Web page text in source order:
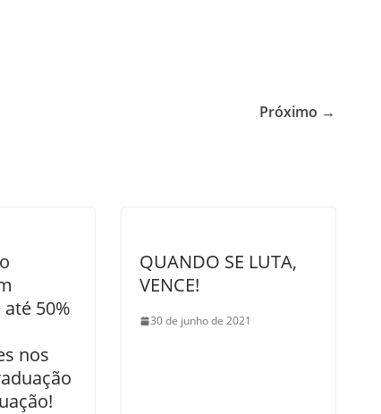
Próximo →
50%
nos
QUANDO SE LUTA,
VENCE!
30 de junho de 2021